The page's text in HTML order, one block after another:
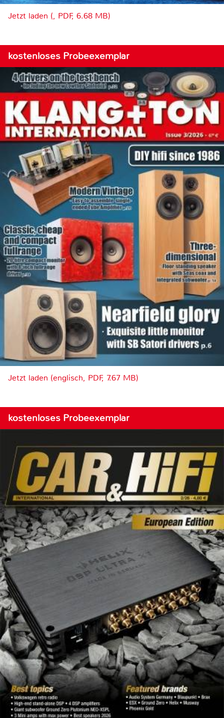
Jetzt laden (, PDF, 6.68 MB)
kostenloses Probeexemplar
Jetzt laden (englisch, PDF, 7.67 MB)
kostenloses Probeexemplar